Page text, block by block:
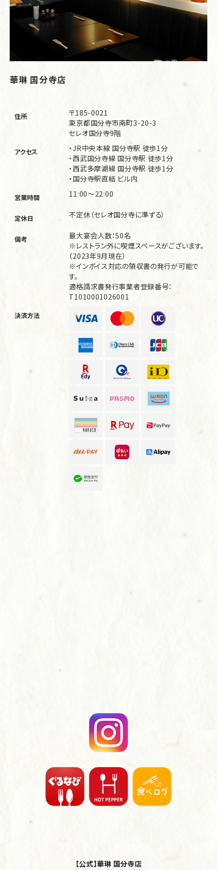
華琳 国分寺店
住所
〒185-0021
東京都国分寺市南町3-20-3
セレオ国分寺9階
アクセス
・JR中央本線 国分寺駅 徒歩1分
・西武国分寺線 国分寺駅 徒歩1分
・西武多摩湖線 国分寺駅 徒歩1分
・国分寺駅直結 ビル内
営業時間 11:00～22:00
定休日 不定休（セレオ国分寺に準ずる）
備考
最大宴会人数：50名
※レストラン外に喫煙スペースがございます。
（2023年9月現在）
※インボイス対応の領収書の発行が可能で
す。
適格請求書発行事業者登録番号：
T1010001026001
決済方法
【公式】華琳 国分寺店